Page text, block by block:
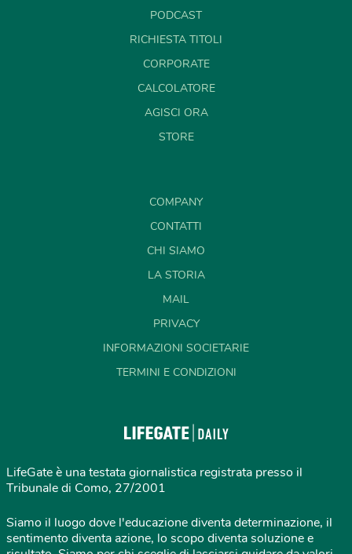
PODCAST
RICHIESTA TITOLI
CORPORATE
CALCOLATORE
AGISCI ORA
STORE
COMPANY
CONTATTI
CHI SIAMO
LA STORIA
MAIL
PRIVACY
INFORMAZIONI SOCIETARIE
TERMINI E CONDIZIONI
LifeGate è una testata giornalistica registrata presso il
Tribunale di Como, 27/2001
Siamo il luogo dove l'educazione diventa determinazione, il
sentimento diventa azione, lo scopo diventa soluzione e